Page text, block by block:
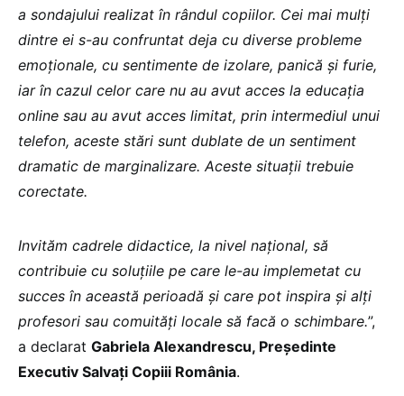
a sondajului realizat în rândul copiilor. Cei mai mulți
dintre ei s-au confruntat deja cu diverse probleme
emoționale, cu sentimente de izolare, panică și furie,
iar în cazul celor care nu au avut acces la educația
online sau au avut acces limitat, prin intermediul unui
telefon, aceste stări sunt dublate de un sentiment
dramatic de marginalizare. Aceste situații trebuie
corectate.
Invităm cadrele didactice, la nivel naţional, să
contribuie cu soluţiile pe care le-au implemetat cu
succes în această perioadă şi care pot inspira şi alţi
profesori sau comuităţi locale să facă o schimbare.”,
a declarat Gabriela Alexandrescu, Președinte
Executiv Salvați Copiii România.